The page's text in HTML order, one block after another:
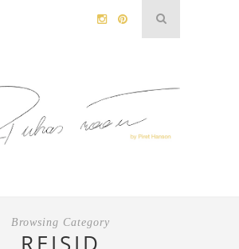
Browsing Category